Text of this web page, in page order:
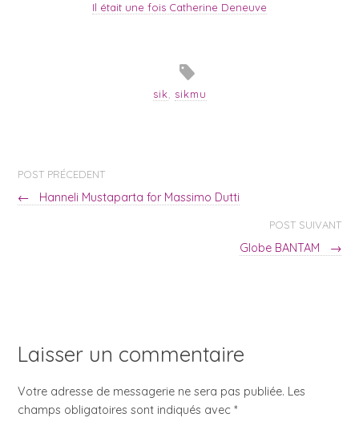
Il était une fois Catherine Deneuve
sik sikmu
POST PRÉCEDENT
← Hanneli Mustaparta for Massimo Dutti
POST SUIVANT
Globe BANTAM →
Laisser un commentaire
Votre adresse de messagerie ne sera pas publiée. Les
champs obligatoires sont indiqués avec*